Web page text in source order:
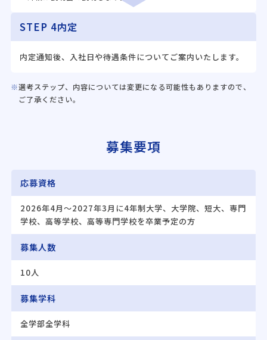
STEP 4内定
内定通知後、入社日や待遇条件についてご案内いたします。
選考ステップ、内容については変更になる可能性もありますので、
ご了承ください。
募集要項
応募資格
2026年4月〜2027年3月に4年制大学、大学院、短大、専門
学校、高等学校、高等専門学校を卒業予定の方
募集人数
10人
募集学科
全学部全学科